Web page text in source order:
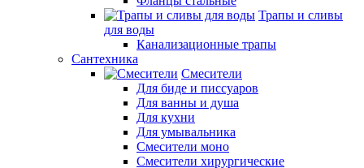
Трапы и сливы
для воды
Канализационные трапы
Сантехника
Смесители
Для биде и писсуаров
Для ванны и душа
Для кухни
Для умывальника
Смесители моно
Смесители хирургические